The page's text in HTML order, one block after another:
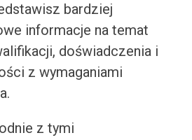
bardziej
informacje na temat
doświadczenia i
z wymaganiami
z tymi